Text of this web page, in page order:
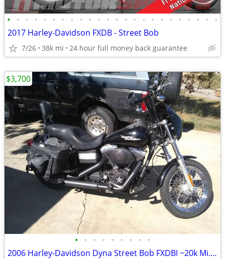
• • • • • • • • • • • • • • • • • • • • • • • •
2017 Harley-Davidson FXDB - Street Bob
7/26 38k mi 24 hour full money back guarantee
• • • • • • • • •
2006 Harley-Davidson Dyna Street Bob FXDBI ~20k Mi.-Custom-$3,700 CASH
$3,700